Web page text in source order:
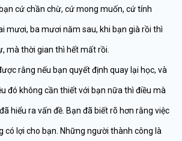
cứ chần chừ, cứ mong muốn, cứ tính
mươi, ba mươi năm sau, khi bạn già rồi thì
mà thời gian thì hết mất rồi.
rằng nếu bạn quyết định quay lại học, và
đó không cần thiết với bạn nữa thì điều mà
hiểu ra vấn đề. Bạn đã biết rõ hơn rằng việc
có lợi cho bạn. Những người thành công là